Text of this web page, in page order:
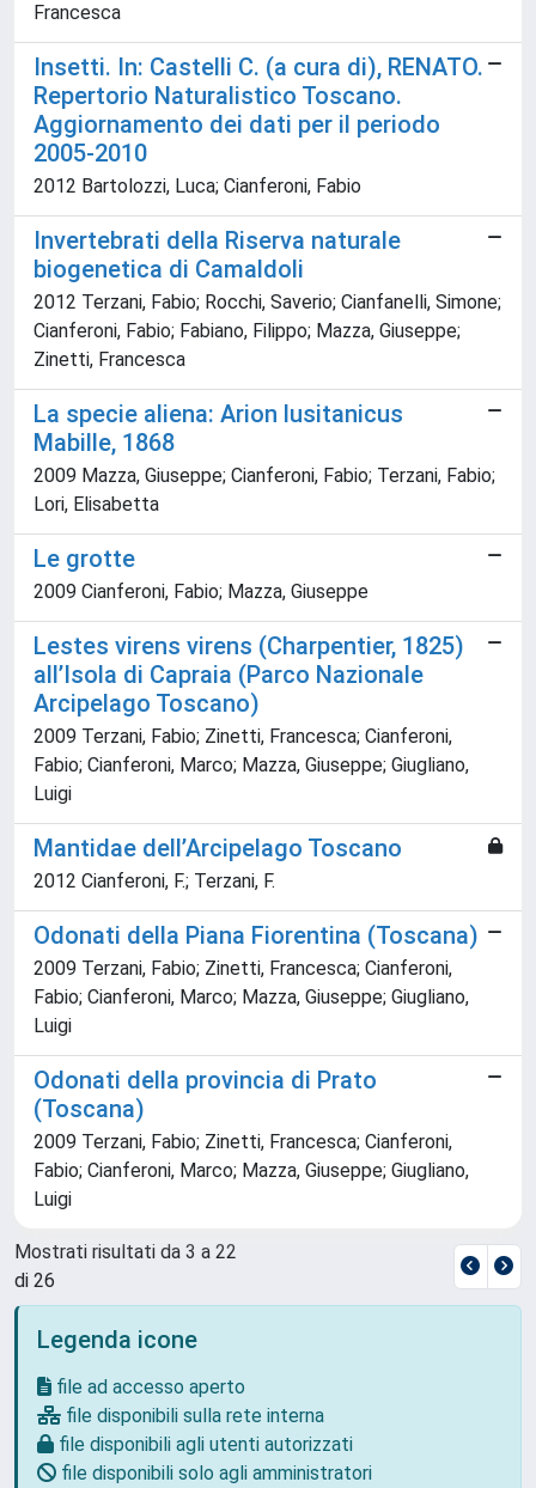
Francesca
Insetti. In: Castelli C. (a cura di), RENATO.
Repertorio Naturalistico Toscano.
Aggiornamento dei dati per il periodo
2005-2010
2012 Bartolozzi, Luca; Cianferoni, Fabio
Invertebrati della Riserva naturale
biogenetica di Camaldoli
2012 Terzani, Fabio; Rocchi, Saverio; Cianfanelli, Simone;
Cianferoni, Fabio; Fabiano, Filippo; Mazza, Giuseppe;
Zinetti, Francesca
La specie aliena: Arion lusitanicus
Mabille, 1868
2009 Mazza, Giuseppe; Cianferoni, Fabio; Terzani, Fabio;
Lori, Elisabetta
Le grotte
2009 Cianferoni, Fabio; Mazza, Giuseppe
Lestes virens virens (Charpentier, 1825)
all’Isola di Capraia (Parco Nazionale
Arcipelago Toscano)
2009 Terzani, Fabio; Zinetti, Francesca; Cianferoni,
Fabio; Cianferoni, Marco; Mazza, Giuseppe; Giugliano,
Luigi
Mantidae dell’Arcipelago Toscano
2012 Cianferoni, F.; Terzani, F.
Odonati della Piana Fiorentina (Toscana)
2009 Terzani, Fabio; Zinetti, Francesca; Cianferoni,
Fabio; Cianferoni, Marco; Mazza, Giuseppe; Giugliano,
Luigi
Odonati della provincia di Prato
(Toscana)
2009 Terzani, Fabio; Zinetti, Francesca; Cianferoni,
Fabio; Cianferoni, Marco; Mazza, Giuseppe; Giugliano,
Luigi
Mostrati risultati da 3 a 22
di 26
Legenda icone
file ad accesso aperto
file disponibili sulla rete interna
file disponibili agli utenti autorizzati
file disponibili solo agli amministratori